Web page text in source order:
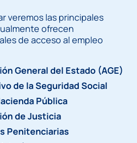
veremos las principales
ofrecen
de acceso al empleo
General del Estado (AGE)
de la Seguridad Social
Pública
de Justicia
Penitenciarias